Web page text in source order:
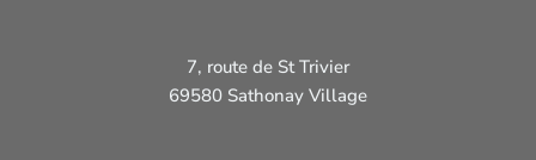
7, route de St Trivier
69580 Sathonay Village